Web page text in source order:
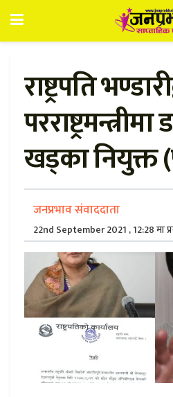
राष्ट्रपति
खड्का नियुक्त
जनप्रभाव संवाददाता
22nd September 2021 , 12:28 मा